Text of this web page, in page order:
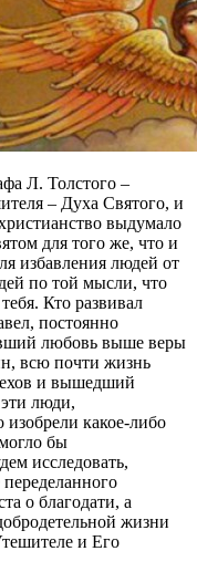
Л. Толстого –
– Духа Святого, и
выдумало
для того же, что и
избавления людей от
по той мысли, что
Кто развивал
постоянно
любовь выше веры
всю почти жизнь
и вышедший
люди,
изобрели какое-либо
бы
исследовать,
о благодати, а
жизни
и Его